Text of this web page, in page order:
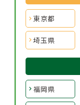
東京都
埼玉県
福岡県